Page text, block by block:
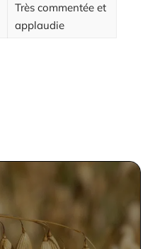
Très commentée et
applaudie